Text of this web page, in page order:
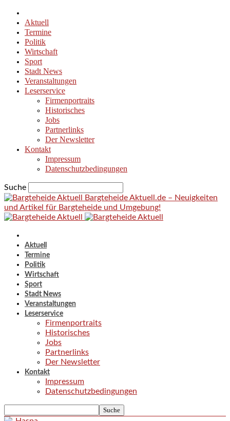
Aktuell
Termine
Politik
Wirtschaft
Sport
Stadt News
Veranstaltungen
Leserservice
Firmenportraits
Historisches
Jobs
Partnerlinks
Der Newsletter
Kontakt
Impressum
Datenschutzbedingungen
Suche
Bargteheide Aktuell.de – Neuigkeiten
und Artikel für Bargteheide und Umgebung!
Aktuell
Termine
Politik
Wirtschaft
Sport
Stadt News
Veranstaltungen
Leserservice
Firmenportraits
Historisches
Jobs
Partnerlinks
Der Newsletter
Kontakt
Impressum
Datenschutzbedingungen